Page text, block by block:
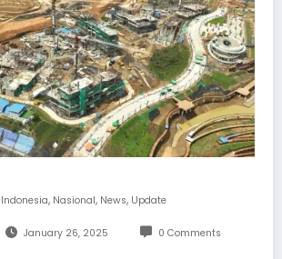
Indonesia, Nasional, News, Update
January 26, 2025 0 Comments